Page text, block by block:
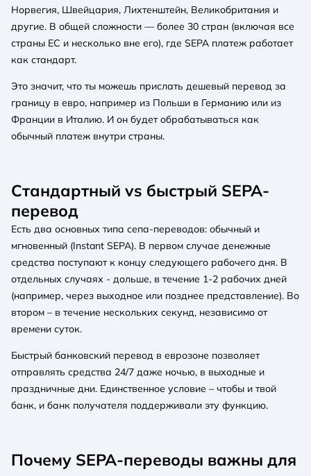
Норвегия, Швейцария, Лихтенштейн, Великобритания и
другие. В общей сложности — более 30 стран (включая все
страны ЕС и несколько вне его), где SEPA платеж работает
как стандарт.
Это значит, что ты можешь прислать дешевый перевод за
границу в евро, например из Польши в Германию или из
Франции в Италию. И он будет обрабатываться как
обычный платеж внутри страны.
Стандартный vs быстрый SEPA-
перевод
Есть два основных типа сепа-переводов: обычный и
мгновенный (Instant SEPA). В первом случае денежные
средства поступают к концу следующего рабочего дня. В
отдельных случаях - дольше, в течение 1-2 рабочих дней
(например, через выходное или позднее представление). Во
втором – в течение нескольких секунд, независимо от
времени суток.
Быстрый банковский перевод в еврозоне позволяет
отправлять средства 24/7 даже ночью, в выходные и
праздничные дни. Единственное условие – чтобы и твой
банк, и банк получателя поддерживали эту функцию.
Почему SEPA-переводы важны для